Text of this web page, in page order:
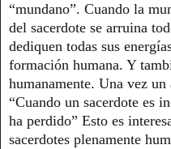
“mundano”. Cuando la
del sacerdote se arruina
dediquen todas sus
formación humana. Y
humanamente. Una vez
“Cuando un sacerdote es
ha perdido” Esto es
sacerdotes plenamente